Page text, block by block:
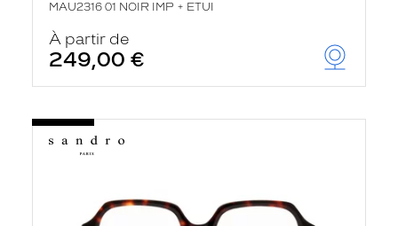
MAU2316 01 NOIR IMP + ETUI
À partir de
249,00 €